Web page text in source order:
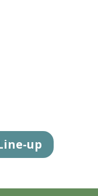
up